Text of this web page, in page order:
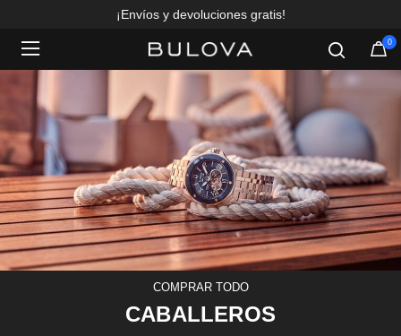
¡Envíos y devoluciones gratis!
0
COMPRAR TODO
CABALLEROS
Added to Manage Wishlist